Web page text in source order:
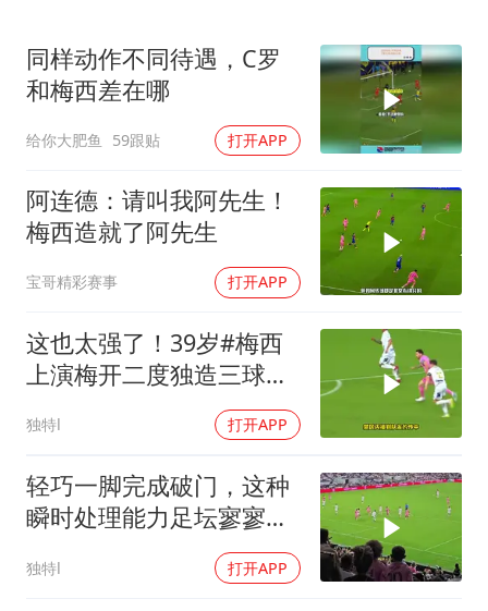
A股收盘：三大指数均涨超1%
“中国蔬菜之乡”最高温达41.8℃
如何把百年大党建设得更加坚强有力？
同样动作不同待遇，C罗
和梅西差在哪
给你大肥鱼 59跟贴 打开APP
阿连德：请叫我阿先生！
梅西造就了阿先生
宝哥精彩赛事 打开APP
这也太强了！39岁#梅西
上演梅开二度独造三球闪
独特l 打开APP
轻巧一脚完成破门，这种
瞬时处理能力足坛寥寥无
独特l 打开APP